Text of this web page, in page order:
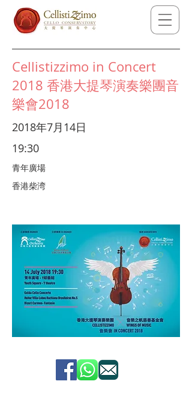
Cellistizzimo in Concert
2018 香港大提琴演奏樂團音
樂會2018
2018年7月14日
19:30
青年廣場
香港柴湾